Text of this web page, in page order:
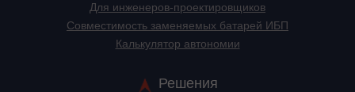
Для инженеров-проектировщиков
Cовместимость заменяемых батарей ИБП
Калькулятор автономии
Решения